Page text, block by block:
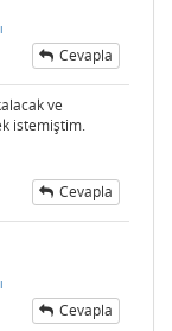
Cevapla
ve
istemiştim.
Cevapla
Cevapla